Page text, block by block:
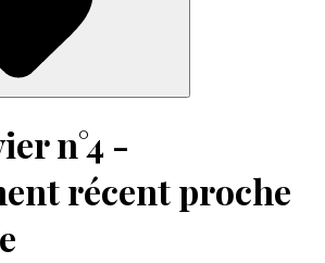
n°4 -
récent proche